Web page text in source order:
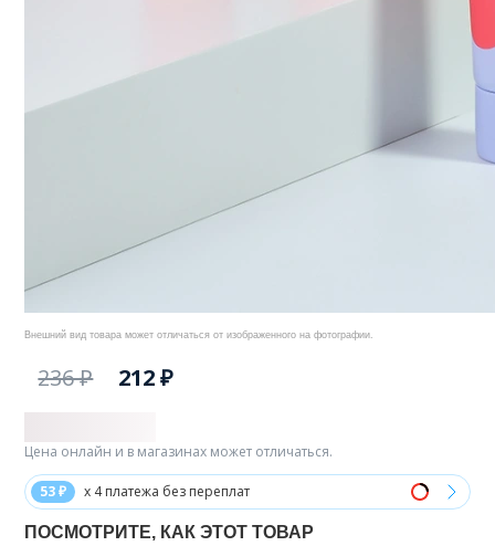
Внешний вид товара может отличаться от изображенного на фотографии.
236 ₽ 212 ₽
53 ₽ x 4 платежа без переплат
Цена онлайн и в магазинах может отличаться.
ПОСМОТРИТЕ, КАК ЭТОТ ТОВАР